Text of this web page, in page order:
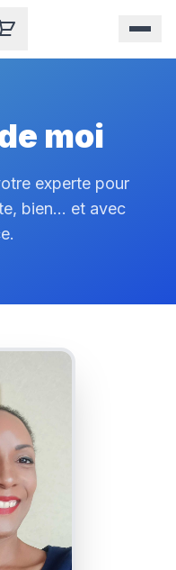
moi
experte pour
bien... et avec